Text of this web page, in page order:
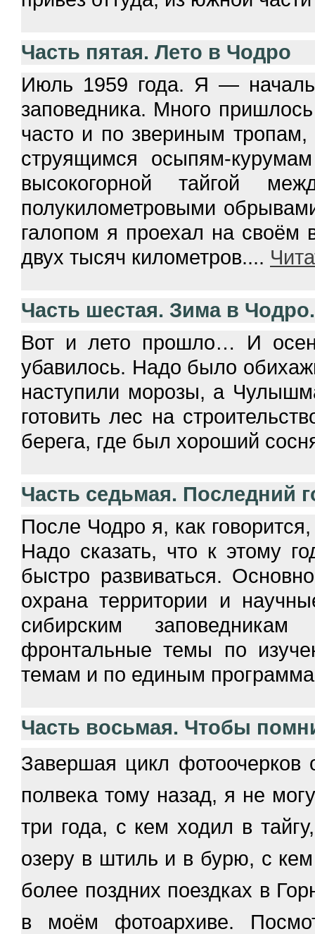
Часть пятая. Лето в Чодро
Июль 1959 года. Я —
заповедника. Много
часто и по звериным
струящимся осыпям-
высокогорной тайгой
полукилометровыми
галопом я проехал на своём
двух тысяч километров....
Часть шестая. Зима в
Вот и лето прошло… И
убавилось. Надо было
наступили морозы, а
готовить лес на
берега, где был хороший
Часть седьмая. Последний
После Чодро я, как
Надо сказать, что к этому
быстро развиваться.
охрана территории и
сибирским
фронтальные темы по
темам и по единым
Часть восьмая. Чтобы
Завершая цикл фотоочерков
полвека тому назад, я не
три года, с кем ходил в
озеру в штиль и в бурю, с
более поздних поездках в
в моём фотоархиве.